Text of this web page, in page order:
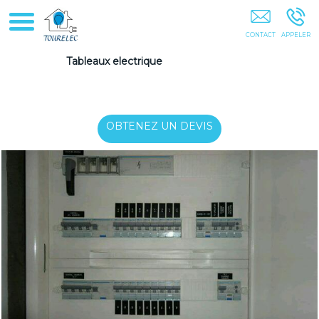
Electricien Installation Electrique Electricité Générale Dépannage
Colombes Nanterre Antony Boulogne-Billancourt Paris Hauts-De-
Tableaux electrique
OBTENEZ UN DEVIS